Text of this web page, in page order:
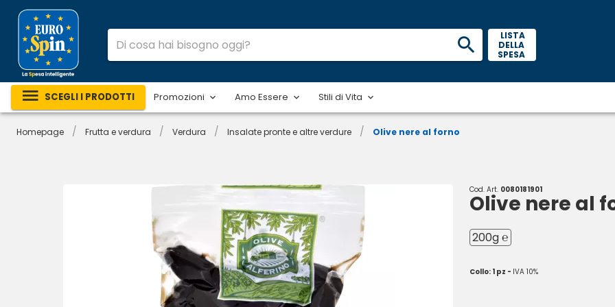
LISTA
DELLA
SPESA
SCEGLI I PRODOTTI Promozioni Amo Essere Stili di Vita
Homepage / Frutta e verdura / Verdura / Insalate pronte e altre verdure / Olive nere al forno
Cod. Art. 0080181901
Olive nere al
200g ℮
Collo: 1 pz - IVA 10%